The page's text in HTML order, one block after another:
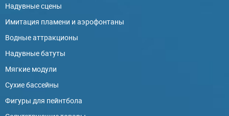
Надувные сцены
Имитация пламени и аэрофонтаны
Водные аттракционы
Надувные батуты
Мягкие модули
Сухие бассейны
Фигуры для пейнтбола